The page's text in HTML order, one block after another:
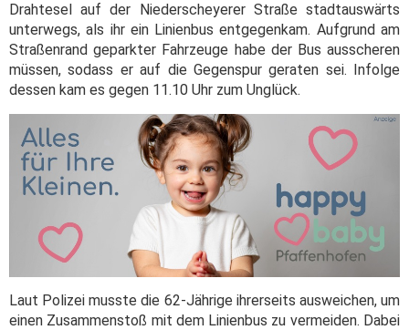
Drahtesel auf der Niederscheyerer Straße stadtauswärts
unterwegs, als ihr ein Linienbus entgegenkam. Aufgrund am
Straßenrand geparkter Fahrzeuge habe der Bus ausscheren
müssen, sodass er auf die Gegenspur geraten sei. Infolge
dessen kam es gegen 11.10 Uhr zum Unglück.
Laut Polizei musste die 62-Jährige ihrerseits ausweichen, um
einen Zusammenstoß mit dem Linienbus zu vermeiden. Dabei